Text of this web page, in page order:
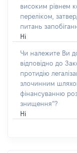
високим рівнем
переліком,
питань
Ні
Чи належите Ви
відповідно до
протидію
злочинним
фінансуванню
знищення”?
Ні